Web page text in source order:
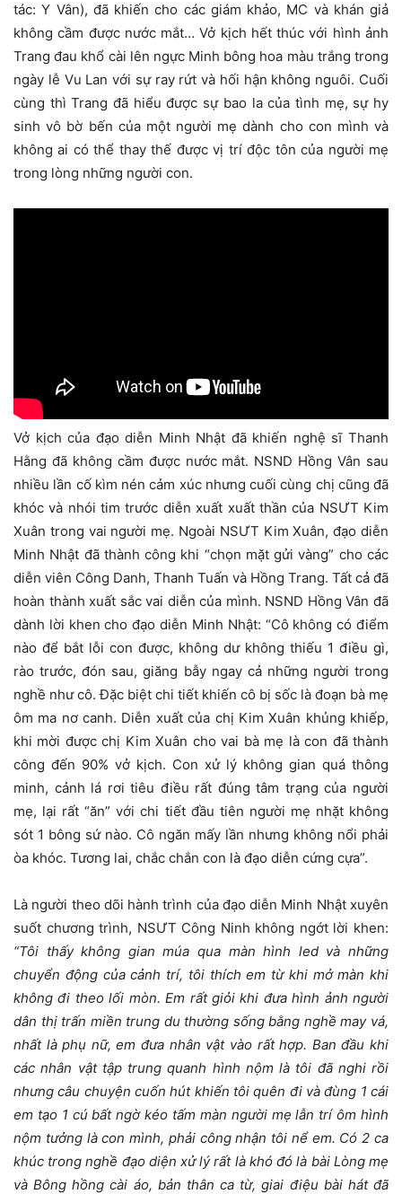
tác: Y Vân), đã khiến cho các giám khảo, MC và khán giả
không cầm được nước mắt… Vở kịch hết thúc với hình ảnh
Trang đau khổ cài lên ngực Minh bông hoa màu trắng trong
ngày lễ Vu Lan với sự ray rứt và hối hận không nguôi. Cuối
cùng thì Trang đã hiểu được sự bao la của tình mẹ, sự hy
sinh vô bờ bến của một người mẹ dành cho con mình và
không ai có thể thay thế được vị trí độc tôn của người mẹ
trong lòng những người con.
Vở kịch của đạo diễn Minh Nhật đã khiến nghệ sĩ Thanh
Hằng đã không cầm được nước mắt. NSND Hồng Vân sau
nhiều lần cố kìm nén cảm xúc nhưng cuối cùng chị cũng đã
khóc và nhói tim trước diễn xuất xuất thần của NSƯT Kim
Xuân trong vai người mẹ. Ngoài NSƯT Kim Xuân, đạo diễn
Minh Nhật đã thành công khi “chọn mặt gửi vàng” cho các
diễn viên Công Danh, Thanh Tuấn và Hồng Trang. Tất cả đã
hoàn thành xuất sắc vai diễn của mình. NSND Hồng Vân đã
dành lời khen cho đạo diễn Minh Nhật: “Cô không có điểm
nào để bắt lỗi con được, không dư không thiếu 1 điều gì,
rào trước, đón sau, giăng bẫy ngay cả những người trong
nghề như cô. Đặc biệt chi tiết khiến cô bị sốc là đoạn bà mẹ
ôm ma nơ canh. Diễn xuất của chị Kim Xuân khủng khiếp,
khi mời được chị Kim Xuân cho vai bà mẹ là con đã thành
công đến 90% vở kịch. Con xử lý không gian quá thông
minh, cảnh lá rơi tiêu điều rất đúng tâm trạng của người
mẹ, lại rất “ăn” với chi tiết đầu tiên người mẹ nhặt không
sót 1 bông sứ nào. Cô ngăn mấy lần nhưng không nổi phải
òa khóc. Tương lai, chắc chắn con là đạo diễn cứng cựa”.
Là người theo dõi hành trình của đạo diễn Minh Nhật xuyên
suốt chương trình, NSƯT Công Ninh không ngớt lời khen:
“Tôi thấy không gian múa qua màn hình led và những
chuyển động của cảnh trí, tôi thích em từ khi mở màn khi
không đi theo lối mòn. Em rất giỏi khi đưa hình ảnh người
dân thị trấn miền trung du thường sống bằng nghề may vá,
nhất là phụ nữ, em đưa nhân vật vào rất hợp. Ban đầu khi
các nhân vật tập trung quanh hình nộm là tôi đã nghi rồi
nhưng câu chuyện cuốn hút khiến tôi quên đi và đùng 1 cái
em tạo 1 cú bất ngờ kéo tấm màn người mẹ lẫn trí ôm hình
nộm tưởng là con mình, phải công nhận tôi nể em. Có 2 ca
khúc trong nghề đạo diện xử lý rất là khó đó là bài Lòng mẹ
và Bông hồng cài áo, bản thân ca từ, giai điệu bài hát đã